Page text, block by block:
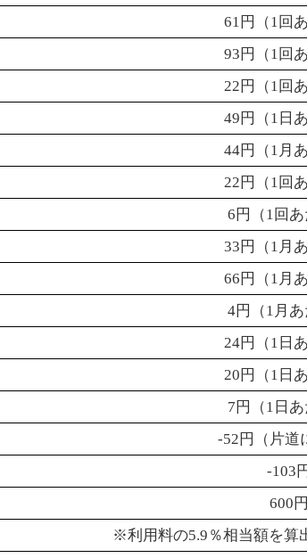
61 円（1回
93 円（1回
22 円（1回
49 円（1 日
44円（1 月
22 円（1回
6 円（1回あ
33 円（1 月
66 円（1 月
4円（1 月あ
24円（1 日
20 円（1 日
7 円（1 日あ
-52 円（片道
-103
600 円
※利用料の5.9 ％相当額を算